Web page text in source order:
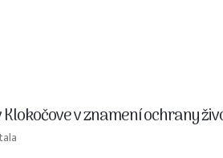
Klokočove v znamení ochrany